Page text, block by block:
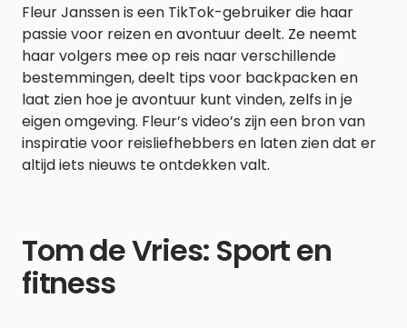
Fleur Janssen is een TikTok-gebruiker die haar
passie voor reizen en avontuur deelt. Ze neemt
haar volgers mee op reis naar verschillende
bestemmingen, deelt tips voor backpacken en
laat zien hoe je avontuur kunt vinden, zelfs in je
eigen omgeving. Fleur’s video’s zijn een bron van
inspiratie voor reisliefhebbers en laten zien dat er
altijd iets nieuws te ontdekken valt.
Tom de Vries: Sport en
fitness